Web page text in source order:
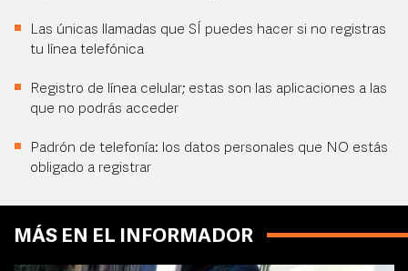
Las únicas llamadas que SÍ puedes hacer si no registras
tu línea telefónica
Registro de línea celular; estas son las aplicaciones a las
que no podrás acceder
Padrón de telefonía: los datos personales que NO estás
obligado a registrar
MÁS EN EL INFORMADOR